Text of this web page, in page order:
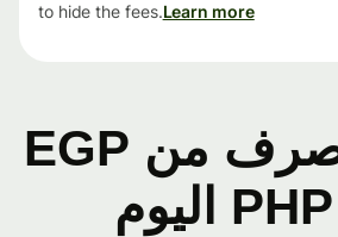
to hide the fees.Learn more
أسعار الصرف من EGP